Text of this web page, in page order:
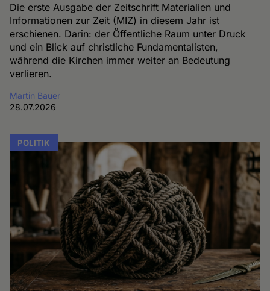
Die erste Ausgabe der Zeitschrift Materialien und
Informationen zur Zeit (MIZ) in diesem Jahr ist
erschienen. Darin: der Öffentliche Raum unter Druck
und ein Blick auf christliche Fundamentalisten,
während die Kirchen immer weiter an Bedeutung
verlieren.
Martin Bauer
28.07.2026
POLITIK